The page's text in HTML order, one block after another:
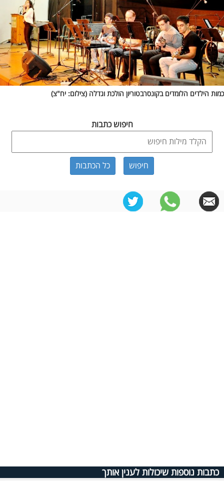
כמות הילדים הלומדים בקונסרבטוריון הולכת וגדלה (צילום: יח"צ)
חיפוש כתבות
כל הכתבות
כתבות נוספות שיכולות לענין אותך